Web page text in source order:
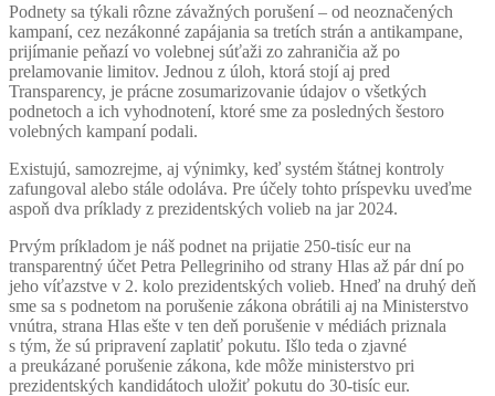
Podnety sa týkali rôzne závažných porušení – od neoznačených
kampaní, cez nezákonné zapájania sa tretích strán a antikampane,
prijímanie peňazí vo volebnej súťaži zo zahraničia až po
prelamovanie limitov. Jednou z úloh, ktorá stojí aj pred
Transparency, je prácne zosumarizovanie údajov o všetkých
podnetoch a ich vyhodnotení, ktoré sme za posledných šestoro
volebných kampaní podali.
Existujú, samozrejme, aj výnimky, keď systém štátnej kontroly
zafungoval alebo stále odoláva. Pre účely tohto príspevku uveďme
aspoň dva príklady z prezidentských volieb na jar 2024.
Prvým príkladom je náš podnet na prijatie 250-tisíc eur na
transparentný účet Petra Pellegriniho od strany Hlas až pár dní po
jeho víťazstve v 2. kolo prezidentských volieb. Hneď na druhý deň
sme sa s podnetom na porušenie zákona obrátili aj na Ministerstvo
vnútra, strana Hlas ešte v ten deň porušenie v médiách priznala
s tým, že sú pripravení zaplatiť pokutu. Išlo teda o zjavné
a preukázané porušenie zákona, kde môže ministerstvo pri
prezidentských kandidátoch uložiť pokutu do 30-tisíc eur.